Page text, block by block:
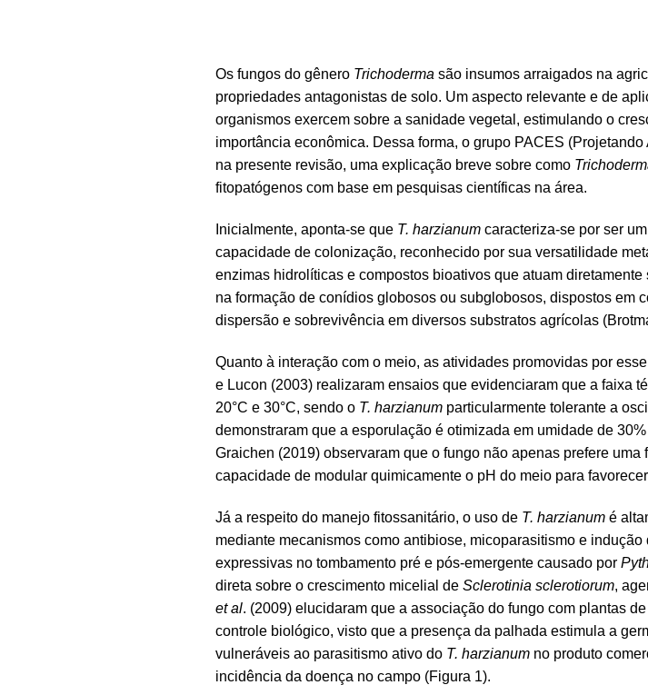
Os fungos do gênero Trichoderma são insumos arraigados na
propriedades antagonistas de solo. Um aspecto relevante e de
organismos exercem sobre a sanidade vegetal, estimulando o
importância econômica. Dessa forma, o grupo PACES
na presente revisão, uma explicação breve sobre como
fitopatógenos com base em pesquisas científicas na área.
Inicialmente, aponta-se que T. harzianum caracteriza-se por ser
capacidade de colonização, reconhecido por sua versatilidade
enzimas hidrolíticas e compostos bioativos que atuam
na formação de conídios globosos ou subglobosos, dispostos em
dispersão e sobrevivência em diversos substratos agrícolas
Quanto à interação com o meio, as atividades promovidas por
e Lucon (2003) realizaram ensaios que evidenciaram que a faixa
20°C e 30°C, sendo o T. harzianum particularmente tolerante a
demonstraram que a esporulação é otimizada em umidade de
Graichen (2019) observaram que o fungo não apenas prefere
capacidade de modular quimicamente o pH do meio para
Já a respeito do manejo fitossanitário, o uso de T. harzianum é
mediante mecanismos como antibiose, micoparasitismo e
expressivas no tombamento pré e pós-emergente causado por
direta sobre o crescimento micelial de Sclerotinia sclerotiorum,
et al. (2009) elucidaram que a associação do fungo com plantas
controle biológico, visto que a presença da palhada estimula a
vulneráveis ao parasitismo ativo do T. harzianum no produto
incidência da doença no campo (Figura 1).